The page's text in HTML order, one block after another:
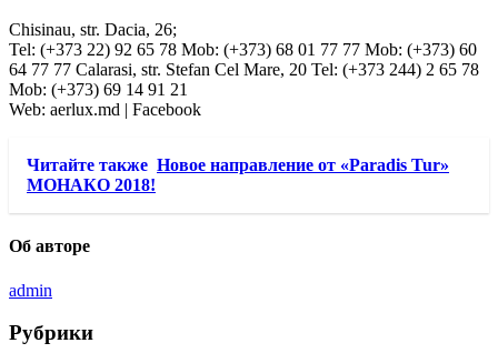
Chisinau, str. Dacia, 26;
Tel: (+373 22) 92 65 78 Mob: (+373) 68 01 77 77 Mob: (+373) 60
64 77 77 Calarasi, str. Stefan Cel Mare, 20 Tel: (+373 244) 2 65 78
Mob: (+373) 69 14 91 21
Web: aerlux.md | Facebook
Читайте также Новое направление от «Paradis Tur»
МОНАКО 2018!
Об авторе
admin
Рубрики